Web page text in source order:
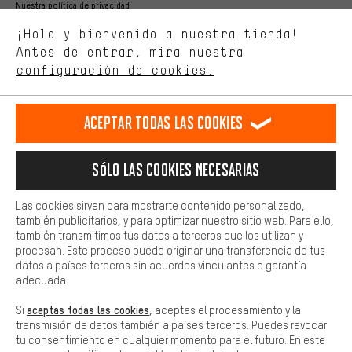
Nuestra política de privacidad
Idioma"
español
ES english
EN Deutsch
DE
RESCINDIR EL CONTRATO Comunidad de Aquisgrán Programa de afiliados
Aviso Legal Protección de datos Condiciones Generales
Plataforma de reportes Reciclaje de baterias
Configuración de las cookies Ajusta el contraste
Todos los precios indicados son en euros e sin MwSt, más
gastos de envío aEstados Unidos.
¡Hola y bienvenido a nuestra tienda!
Antes de entrar, mira nuestra
configuración de cookies.
tienda. Con las cookies de rendimiento, puedes influir en la mejora
de nuestro sitio web y nuestra oferta de la tienda con tu
comportamiento de compra.
Más confort
cookies de comodidad, creamos enlaces a plataformas de redes
sociales. Esto nos permite proporcionarle más contenido e
adicionales que le ayudarán a encontrar los productos adecuados.
preguntas de forma rápida y sencilla.
Básica
Las cookies básicas aseguran que puedas usar nuestro sitio web.
Aceptar todas las cookies
Sólo las cookies necesarias
Las cookies sirven para mostrarte contenido personalizado,
también publicitarios, y para optimizar nuestro sitio web. Para ello,
también transmitimos tus datos a terceros que los utilizan y
procesan. Este proceso puede originar una transferencia de tus
datos a países terceros sin acuerdos vinculantes o garantía
adecuada.
Si aceptas todas las cookies , aceptas el procesamiento y la
transmisión de datos también a países terceros. Puedes revocar
tu consentimiento en cualquier momento para el futuro. En este